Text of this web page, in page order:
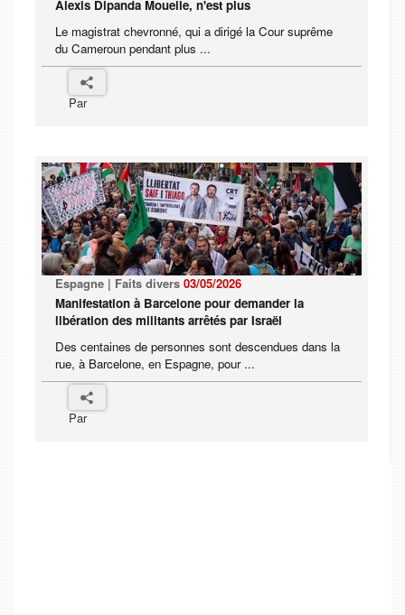
Alexis Dipanda Mouelle, n'est plus
Le magistrat chevronné, qui a dirigé la Cour suprême
du Cameroun pendant plus ...
Par
Espagne | Faits divers 03/05/2026
Manifestation à Barcelone pour demander la
libération des militants arrêtés par Israël
Des centaines de personnes sont descendues dans la
rue, à Barcelone, en Espagne, pour ...
Par